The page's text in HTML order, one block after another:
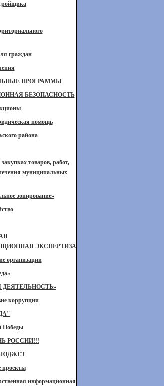
граждан
ПРОГРАММЫ
БЕЗОПАСНОСТЬ
помощь
района
товаров, работ,
муниципальных
зонирование»
ЭКСПЕРТИЗА
организации
ДЕЯТЕЛЬНОСТЬ»
коррупции
Победы
РОССИИ!!!
проекты
информационная